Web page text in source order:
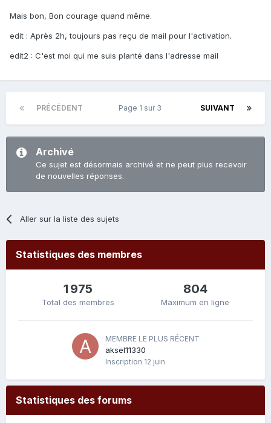
Mais bon, Bon courage quand même.
edit : Après 2h, toujours pas reçu de mail pour l'activation.
edit2 : C'est moi qui me suis planté dans l'adresse mail
PRÉCÉDENT SUIVANT
Page 1 sur 3
Archivé
Ce sujet est désormais archivé et ne peut plus recevoir
de nouvelles réponses.
Aller sur la liste des sujets
Statistiques des membres
1 975
Total des membres
804
Maximum en ligne
MEMBRE LE PLUS RÉCENT
aksel11330
Inscription 12 juin
Statistiques des forums